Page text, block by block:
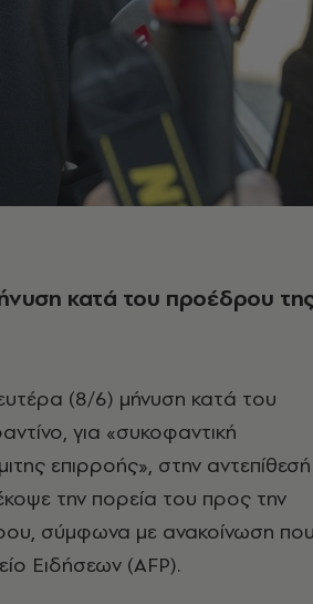
κατά του προέδρου
(8/6) μήνυση κατά του
για «συκοφαντική
επιρροής», στην αντεπίθεσή
την πορεία του προς την
σύμφωνα με ανακοίνωση
Ειδήσεων (AFP).